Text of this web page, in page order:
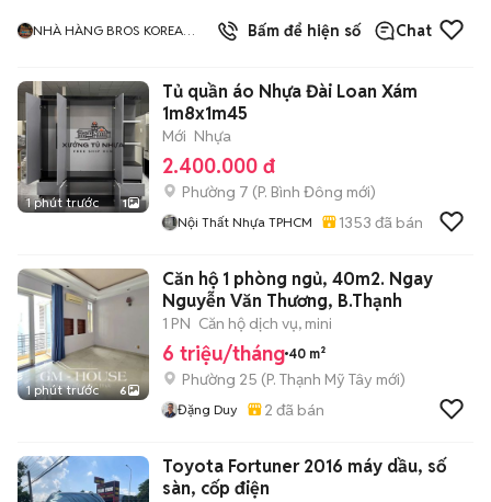
NHÀ HÀNG BROS KOREA
Bấm để hiện số Chat
1 phút trước 1
Tủ quần áo Nhựa Đài Loan Xám
1m8x1m45
Mới Nhựa
2.400.000 đ
Phường 7 (P. Bình Đông mới)
Nội Thất Nhựa TPHCM 1353 đã bán
1 phút trước 6
Căn hộ 1 phòng ngủ, 40m2. Ngay
Nguyễn Văn Thương, B.Thạnh
1 PN Căn hộ dịch vụ, mini
6 triệu/tháng 40 m²
Phường 25 (P. Thạnh Mỹ Tây mới)
Đặng Duy 2 đã bán
Toyota Fortuner 2016 máy dầu, số
sàn, cốp điện